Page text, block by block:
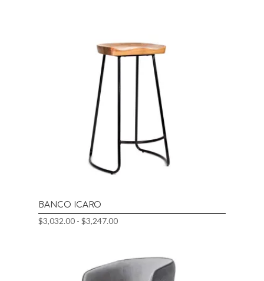
BANCO ICARO
$3,032.00 - $3,247.00Rango
desde
$3,032.00